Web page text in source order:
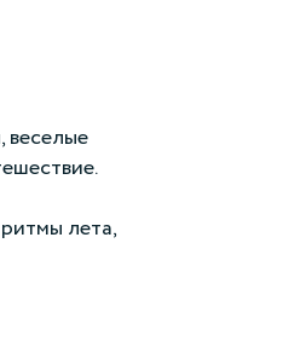
веселые
лета,